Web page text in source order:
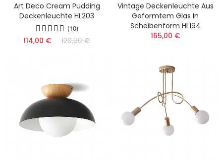
Art Deco Cream Pudding
Deckenleuchte HL203
(10)
114,00 € 120,00 €
Vintage Deckenleuchte Aus
Geformtem Glas In
Scheibenform HL194
165,00 €